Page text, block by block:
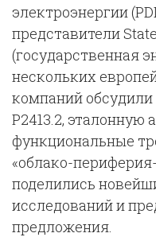
электроэнергии
представители
(государственная
нескольких
компаний обсудили
P2413.2, эталонную
функциональные
«облако-
поделились
исследований и
предложения.